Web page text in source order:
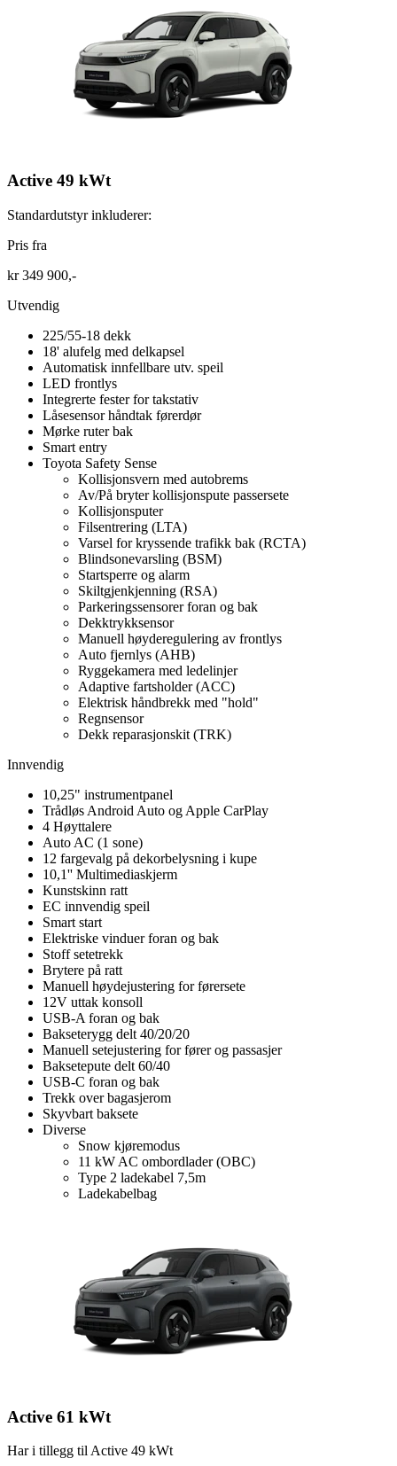
Active 49 kWt
Standardutstyr inkluderer:
Pris fra
kr 349 900,-
Utvendig
225/55-18 dekk
18' alufelg med delkapsel
Automatisk innfellbare utv. speil
LED frontlys
Integrerte fester for takstativ
Låsesensor håndtak førerdør
Mørke ruter bak
Smart entry
Toyota Safety Sense
Kollisjonsvern med autobrems
Av/På bryter kollisjonspute passersete
Kollisjonsputer
Filsentrering (LTA)
Varsel for kryssende trafikk bak (RCTA)
Blindsonevarsling (BSM)
Startsperre og alarm
Skiltgjenkjenning (RSA)
Parkeringssensorer foran og bak
Dekktrykksensor
Manuell høyderegulering av frontlys
Auto fjernlys (AHB)
Ryggekamera med ledelinjer
Adaptive fartsholder (ACC)
Elektrisk håndbrekk med "hold"
Regnsensor
Dekk reparasjonskit (TRK)
Innvendig
10,25" instrumentpanel
Trådløs Android Auto og Apple CarPlay
4 Høyttalere
Auto AC (1 sone)
12 fargevalg på dekorbelysning i kupe
10,1'' Multimediaskjerm
Kunstskinn ratt
EC innvendig speil
Smart start
Elektriske vinduer foran og bak
Stoff setetrekk
Brytere på ratt
Manuell høydejustering for førersete
12V uttak konsoll
USB-A foran og bak
Bakseterygg delt 40/20/20
Manuell setejustering for fører og passasjer
Baksetepute delt 60/40
USB-C foran og bak
Trekk over bagasjerom
Skyvbart baksete
Diverse
Snow kjøremodus
11 kW AC ombordlader (OBC)
Type 2 ladekabel 7,5m
Ladekabelbag
Active 61 kWt
Har i tillegg til Active 49 kWt